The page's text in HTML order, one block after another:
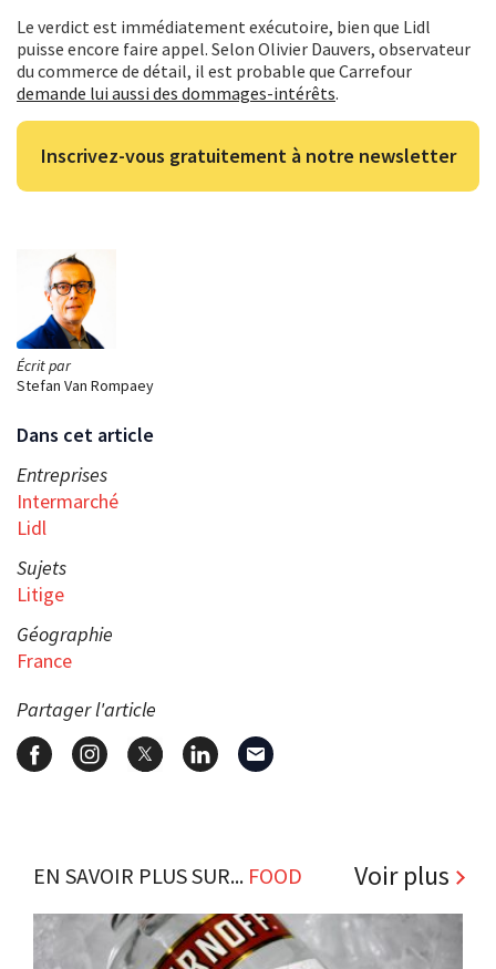
Écrit par
Stefan Van Rompaey
Dans cet article
Entreprises
Intermarché
Lidl
Sujets
Litige
Géographie
France
Partager l'article
Le verdict est immédiatement exécutoire, bien que Lidl
puisse encore faire appel. Selon Olivier Dauvers, observateur
du commerce de détail, il est probable que Carrefour
demande lui aussi des dommages-intérêts.
Inscrivez-vous gratuitement à notre newsletter
EN SAVOIR PLUS SUR... FOOD Voir plus